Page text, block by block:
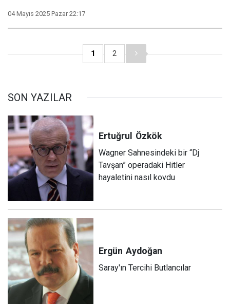
04 Mayıs 2025 Pazar 22:17
1 2
SON YAZILAR
Ertuğrul Özkök
Wagner Sahnesindeki bir “Dj
Tavşan” operadaki Hitler
hayaletini nasıl kovdu
Ergün Aydoğan
Saray'ın Tercihi Butlancılar